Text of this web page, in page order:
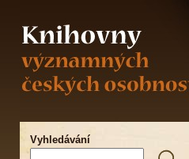
Vyhledávání